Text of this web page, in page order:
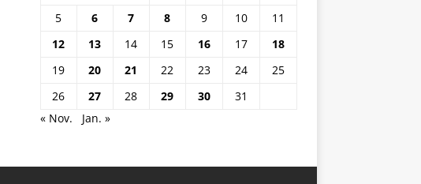
5
6 7 8 9 10
11
12
13 14 15 16 17
18
19
20 21 22 23 24
25
26
27 28 29 30
31
« Nov.
Jan. »